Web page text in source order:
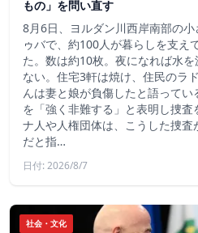
もの」を問い直す
8月6日、ヨルダン川西岸南部の
ゥバで、約100人が暮らしを支え
た。数は約10枚。夜になれば水
ない。住宅3軒は焼け、住民のラ
んは妻と娘が負傷したと語って
を「強く非難する」と表明し捜
ナ人や人権団体は、こうした捜
だと指…
日付: 2026/8/7
社会・文化